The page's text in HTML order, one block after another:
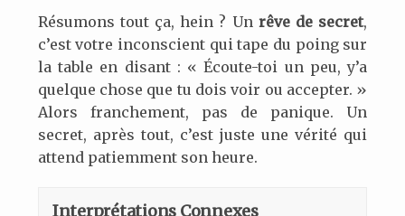
Résumons tout ça, hein ? Un rêve de secret,
c’est votre inconscient qui tape du poing sur
la table en disant : « Écoute-toi un peu, y’a
quelque chose que tu dois voir ou accepter. »
Alors franchement, pas de panique. Un
secret, après tout, c’est juste une vérité qui
attend patiemment son heure.
Interprétations Connexes